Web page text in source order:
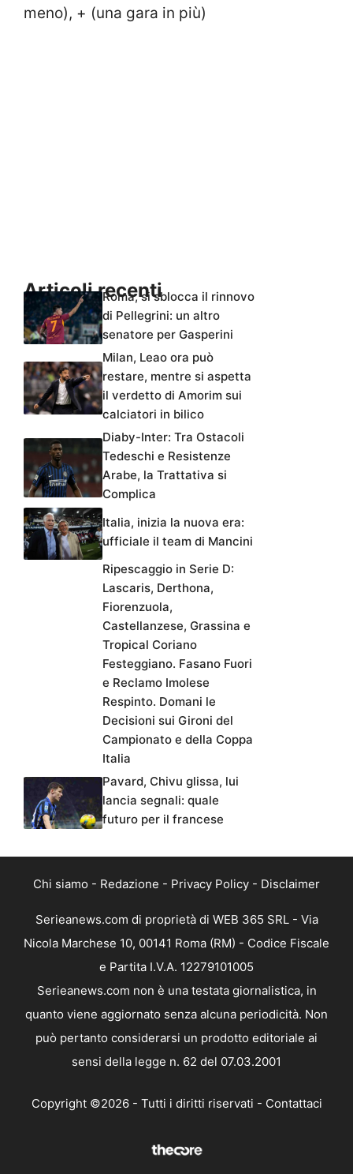
meno), + (una gara in più)
Articoli recentiRoma, si sblocca il rinnovo
di Pellegrini: un altro
senatore per Gasperini
Milan, Leao ora può
restare, mentre si aspetta
il verdetto di Amorim sui
calciatori in bilico
Diaby-Inter: Tra Ostacoli
Tedeschi e Resistenze
Arabe, la Trattativa si
Complica
Italia, inizia la nuova era:
ufficiale il team di Mancini
Ripescaggio in Serie D:
Lascaris, Derthona,
Fiorenzuola,
Castellanzese, Grassina e
Tropical Coriano
Festeggiano. Fasano Fuori
e Reclamo Imolese
Respinto. Domani le
Decisioni sui Gironi del
Campionato e della Coppa
Italia
Pavard, Chivu glissa, lui
lancia segnali: quale
futuro per il francese
Chi siamo - Redazione - Privacy Policy - Disclaimer
Serieanews.com di proprietà di WEB 365 SRL - Via
Nicola Marchese 10, 00141 Roma (RM) - Codice Fiscale
e Partita I.V.A. 12279101005
Serieanews.com non è una testata giornalistica, in
quanto viene aggiornato senza alcuna periodicità. Non
può pertanto considerarsi un prodotto editoriale ai
sensi della legge n. 62 del 07.03.2001
Copyright ©2026 - Tutti i diritti riservati - Contattaci